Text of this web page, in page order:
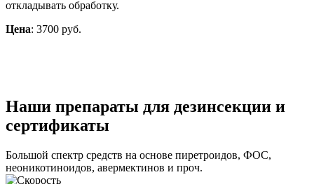
откладывать обработку.
Цена: 3700 руб.
Наши препараты для дезинсекции и
сертификаты
Большой спектр средств на основе пиретроидов, ФОС,
неоникотиноидов, авермектинов и проч.